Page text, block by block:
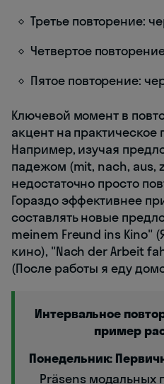
Третье повторение:
Четвертое
Пятое повторение:
Ключевой момент в
акцент на
Например, изучая
падежом (mit, nach, aus,
недостаточно просто
Гораздо эффективнее
составлять новые
meinem Freund ins Kino"
кино), "Nach der Arbeit
(После работы я еду
Интервальное
пример
Понедельник:
Präsens модальных